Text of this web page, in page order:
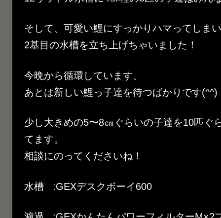
そして、可愛い鯉にすっかりハマってしま
2基目の水槽を立ち上げちゃいました！
今晩から循環しています、
あとは新しい鯉っ子達を待つばかりです(^^)
少し大きめの5〜8㎝ぐらいの子達を10匹ぐ
てます。
相談にのってくださいね！
水槽 :GEXデスクボーイ600